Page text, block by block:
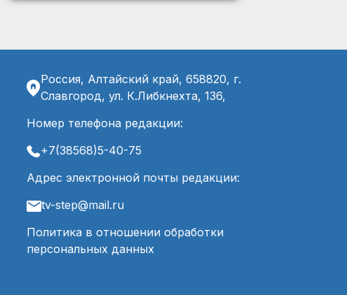
Россия, Алтайский край, 658820, г.
Славгород, ул. К.Либкнехта, 136,
Номер телефона редакции:
+7(38568)5-40-75
Адрес электронной почты редакции:
tv-step@mail.ru
Политика в отношении обработки
персональных данных